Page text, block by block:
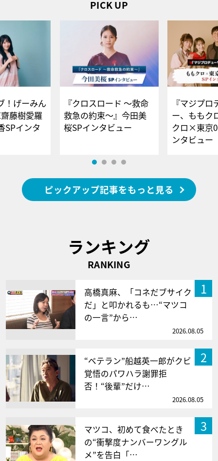
PICK UP
！げーみん
藤樹愛羅
SPインタ
『クロスロード ～救命
救急の約束～』今田美
桜SPインタビュー
『マジプロ
ー、ももク
クロ×東京
ンタビュー
ピックアップ記事をもっと見る
ランキング
RANKING
1
高橋真麻、「コネだブサイク
だ」と叩かれるも…“マツコ
の一言”から…
2026.08.05
2
“ベテラン”船越英一郎がクビ
覚悟のパワハラ謝罪拒
否！“後輩”だけ…
2026.08.05
3
マツコ、初めて食べたとき
の“衝撃度ナンバーワングル
メ”を告白「…